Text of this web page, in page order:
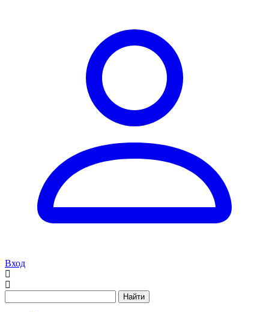
Вход
Найти